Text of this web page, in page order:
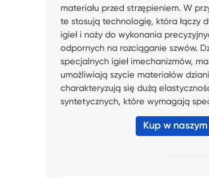
materiału przed strzępieniem. W
te stosują technologię, która łączy
igieł i noży do wykonania
odpornych na rozciąganie szwów.
specjalnych igieł imechanizmów,
umożliwiają szycie materiałów
charakteryzują się dużą
syntetycznych, które wymagają
Kup w